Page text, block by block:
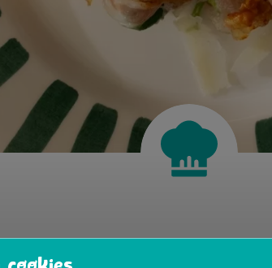
gezellige tafelen en culinaire mini-